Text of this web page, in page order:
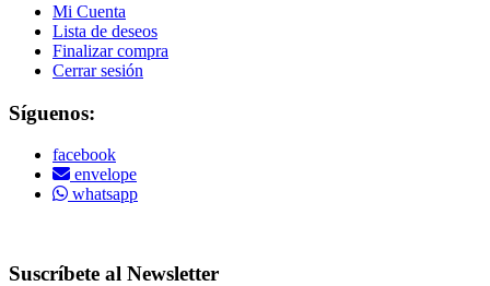
Mi Cuenta
Lista de deseos
Finalizar compra
Cerrar sesión
Síguenos:
facebook
envelope
whatsapp
Suscríbete al Newsletter